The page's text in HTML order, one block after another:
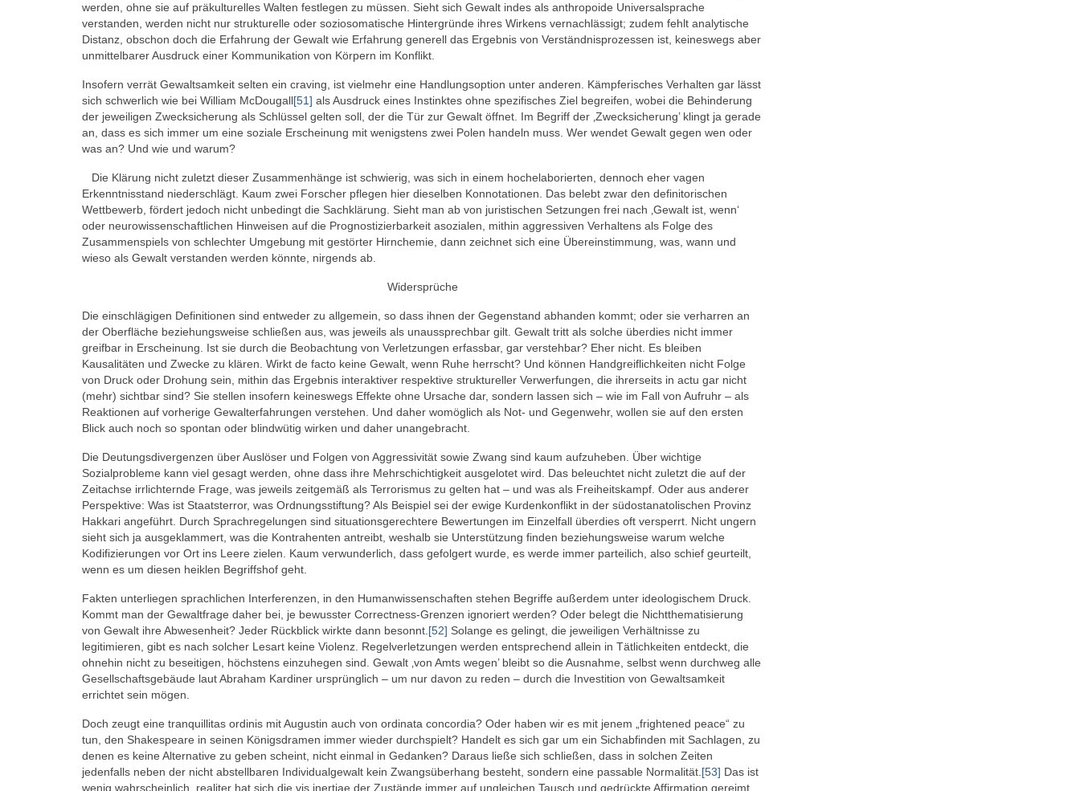
werden, ohne sie auf präkulturelles Walten festlegen zu müssen. Sieht sich Gewalt indes als anthropoide Universalsprache
verstanden, werden nicht nur strukturelle oder soziosomatische Hintergründe ihres Wirkens vernachlässigt; zudem fehlt analytische
Distanz, obschon doch die Erfahrung der Gewalt wie Erfahrung generell das Ergebnis von Verständnisprozessen ist, keineswegs aber
unmittelbarer Ausdruck einer Kommunikation von Körpern im Konflikt.
Insofern verrät Gewaltsamkeit selten ein craving, ist vielmehr eine Handlungsoption unter anderen. Kämpferisches Verhalten gar lässt
sich schwerlich wie bei William McDougall[51] als Ausdruck eines Instinktes ohne spezifisches Ziel begreifen, wobei die Behinderung
der jeweiligen Zwecksicherung als Schlüssel gelten soll, der die Tür zur Gewalt öffnet. Im Begriff der ‚Zwecksicherung’ klingt ja gerade
an, dass es sich immer um eine soziale Erscheinung mit wenigstens zwei Polen handeln muss. Wer wendet Gewalt gegen wen oder
was an? Und wie und warum?
Die Klärung nicht zuletzt dieser Zusammenhänge ist schwierig, was sich in einem hochelaborierten, dennoch eher vagen
Erkenntnisstand niederschlägt. Kaum zwei Forscher pflegen hier dieselben Konnotationen. Das belebt zwar den definitorischen
Wettbewerb, fördert jedoch nicht unbedingt die Sachklärung. Sieht man ab von juristischen Setzungen frei nach ‚Gewalt ist, wenn‘
oder neurowissenschaftlichen Hinweisen auf die Prognostizierbarkeit asozialen, mithin aggressiven Verhaltens als Folge des
Zusammenspiels von schlechter Umgebung mit gestörter Hirnchemie, dann zeichnet sich eine Übereinstimmung, was, wann und
wieso als Gewalt verstanden werden könnte, nirgends ab.
Widersprüche
Die einschlägigen Definitionen sind entweder zu allgemein, so dass ihnen der Gegenstand abhanden kommt; oder sie verharren an
der Oberfläche beziehungsweise schließen aus, was jeweils als unaussprechbar gilt. Gewalt tritt als solche überdies nicht immer
greifbar in Erscheinung. Ist sie durch die Beobachtung von Verletzungen erfassbar, gar verstehbar? Eher nicht. Es bleiben
Kausalitäten und Zwecke zu klären. Wirkt de facto keine Gewalt, wenn Ruhe herrscht? Und können Handgreiflichkeiten nicht Folge
von Druck oder Drohung sein, mithin das Ergebnis interaktiver respektive struktureller Verwerfungen, die ihrerseits in actu gar nicht
(mehr) sichtbar sind? Sie stellen insofern keineswegs Effekte ohne Ursache dar, sondern lassen sich – wie im Fall von Aufruhr – als
Reaktionen auf vorherige Gewalterfahrungen verstehen. Und daher womöglich als Not- und Gegenwehr, wollen sie auf den ersten
Blick auch noch so spontan oder blindwütig wirken und daher unangebracht.
Die Deutungsdivergenzen über Auslöser und Folgen von Aggressivität sowie Zwang sind kaum aufzuheben. Über wichtige
Sozialprobleme kann viel gesagt werden, ohne dass ihre Mehrschichtigkeit ausgelotet wird. Das beleuchtet nicht zuletzt die auf der
Zeitachse irrlichternde Frage, was jeweils zeitgemäß als Terrorismus zu gelten hat – und was als Freiheitskampf. Oder aus anderer
Perspektive: Was ist Staatsterror, was Ordnungsstiftung? Als Beispiel sei der ewige Kurdenkonflikt in der südostanatolischen Provinz
Hakkari angeführt. Durch Sprachregelungen sind situationsgerechtere Bewertungen im Einzelfall überdies oft versperrt. Nicht ungern
sieht sich ja ausgeklammert, was die Kontrahenten antreibt, weshalb sie Unterstützung finden beziehungsweise warum welche
Kodifizierungen vor Ort ins Leere zielen. Kaum verwunderlich, dass gefolgert wurde, es werde immer parteilich, also schief geurteilt,
wenn es um diesen heiklen Begriffshof geht.
Fakten unterliegen sprachlichen Interferenzen, in den Humanwissenschaften stehen Begriffe außerdem unter ideologischem Druck.
Kommt man der Gewaltfrage daher bei, je bewusster Correctness-Grenzen ignoriert werden? Oder belegt die Nichtthematisierung
von Gewalt ihre Abwesenheit? Jeder Rückblick wirkte dann besonnt. [52] Solange es gelingt, die jeweiligen Verhältnisse zu
legitimieren, gibt es nach solcher Lesart keine Violenz. Regelverletzungen werden entsprechend allein in Tätlichkeiten entdeckt, die
ohnehin nicht zu beseitigen, höchstens einzuhegen sind. Gewalt ‚von Amts wegen’ bleibt so die Ausnahme, selbst wenn durchweg alle
Gesellschaftsgebäude laut Abraham Kardiner ursprünglich – um nur davon zu reden – durch die Investition von Gewaltsamkeit
errichtet sein mögen.
Doch zeugt eine tranquillitas ordinis mit Augustin auch von ordinata concordia? Oder haben wir es mit jenem „frightened peace“ zu
tun, den Shakespeare in seinen Königsdramen immer wieder durchspielt? Handelt es sich gar um ein Sichabfinden mit Sachlagen, zu
denen es keine Alternative zu geben scheint, nicht einmal in Gedanken? Daraus ließe sich schließen, dass in solchen Zeiten
jedenfalls neben der nicht abstellbaren Individualgewalt kein Zwangsüberhang besteht, sondern eine passable Normalität. [53] Das ist
wenig wahrscheinlich, realiter hat sich die vis inertiae der Zustände immer auf ungleichen Tausch und gedrückte Affirmation gereimt.